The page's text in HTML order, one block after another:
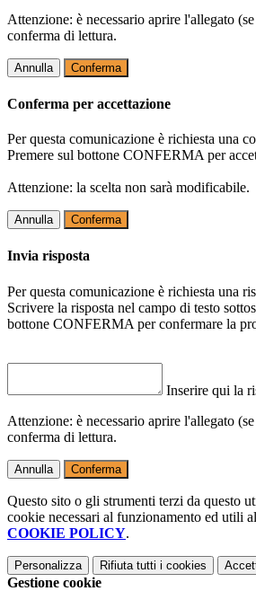
Attenzione: è necessario aprire l'allegato
conferma di lettura.
Annulla Conferma
Conferma per accettazione
Per questa comunicazione è richiesta una
Premere sul bottone CONFERMA per
Attenzione: la scelta non sarà modificabile.
Annulla Conferma
Invia risposta
Per questa comunicazione è richiesta una
Scrivere la risposta nel campo di testo
bottone CONFERMA per confermare la
Inserire qui la
Attenzione: è necessario aprire l'allegato
conferma di lettura.
Annulla Conferma
Questo sito o gli strumenti terzi da questo
cookie necessari al funzionamento ed utili
COOKIE POLICY.
Personalizza Rifiuta tutti i cookies
Gestione cookie